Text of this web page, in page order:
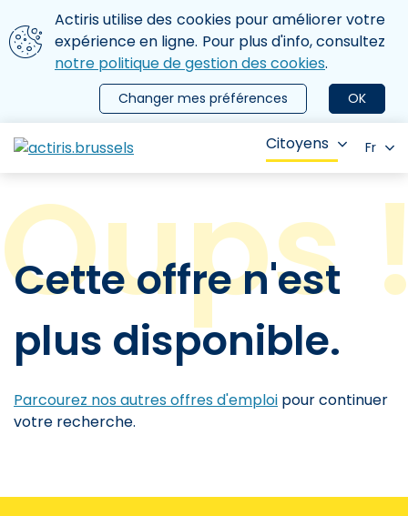
Aller au contenu principal
Nous utilisons des cookies
Actiris utilise des cookies pour améliorer votre
expérience en ligne. Pour plus d'info, consultez
notre politique de gestion des cookies.
OK
Changer mes préférences
le menu
Citoyens Fr
Cette offre n'est
plus disponible.
Parcourez nos autres offres d'emploi pour continuer
votre recherche.